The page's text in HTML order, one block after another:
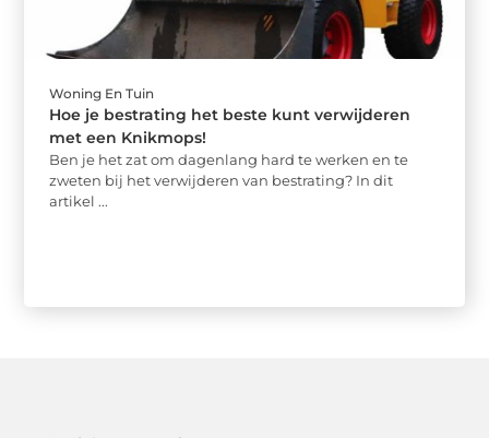
Woning En Tuin
Hoe je bestrating het beste kunt verwijderen
met een Knikmops!
Ben je het zat om dagenlang hard te werken en te
zweten bij het verwijderen van bestrating? In dit
artikel ...